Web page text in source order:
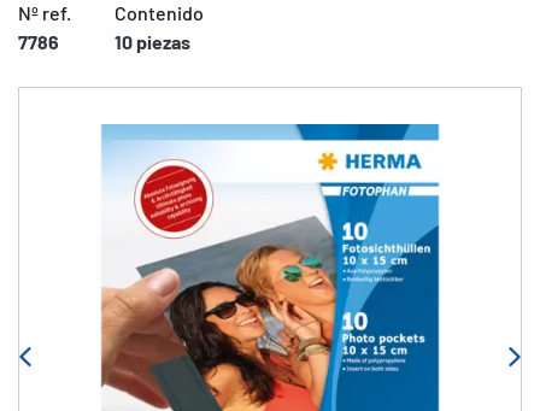
Nº ref.
7786
Contenido
10 piezas